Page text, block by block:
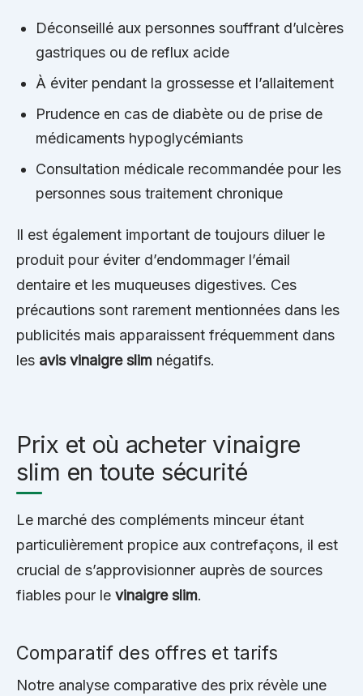
Déconseillé aux personnes souffrant d’ulcères
gastriques ou de reflux acide
À éviter pendant la grossesse et l’allaitement
Prudence en cas de diabète ou de prise de
médicaments hypoglycémiants
Consultation médicale recommandée pour les
personnes sous traitement chronique
Il est également important de toujours diluer le
produit pour éviter d’endommager l’émail
dentaire et les muqueuses digestives. Ces
précautions sont rarement mentionnées dans les
publicités mais apparaissent fréquemment dans
les avis vinaigre slim négatifs.
Prix et où acheter vinaigre
slim en toute sécurité
Le marché des compléments minceur étant
particulièrement propice aux contrefaçons, il est
crucial de s’approvisionner auprès de sources
fiables pour le vinaigre slim.
Comparatif des offres et tarifs
Notre analyse comparative des prix révèle une